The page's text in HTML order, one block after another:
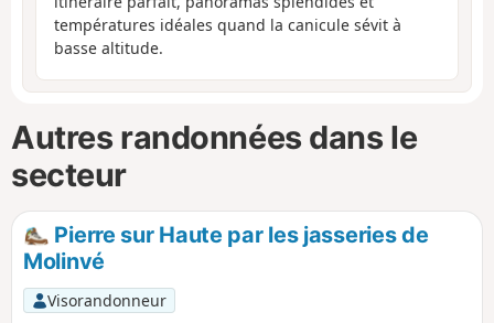
températures idéales quand la canicule sévit à
basse altitude.
Autres randonnées dans le
secteur
Pierre sur Haute par les jasseries de
Molinvé
Visorandonneur